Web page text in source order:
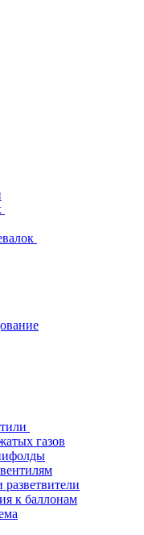
газов
к баллонам